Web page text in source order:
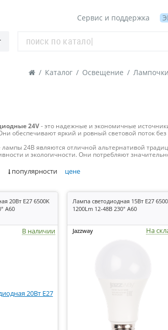
Сервис и поддержка
/ Каталог / Освещение / Лампочки
24V- это надежные и экономичные
обеспечивают яркий и ровный световой поток
24В являются отличной альтернативой
и экологичности. Они потребляют
популярности цене
20Вт E27 6500K
A60
В наличии
Лампа светодиодная 15Вт E27
1200Lm 12-48В 230° A60
Jazzway На